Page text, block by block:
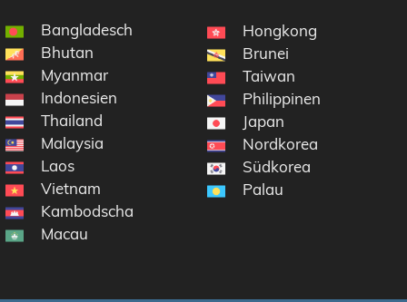
Bangladesch
Bhutan
Myanmar
Indonesien
Thailand
Malaysia
Laos
Vietnam
Kambodscha
Macau
Hongkong
Brunei
Taiwan
Philippinen
Japan
Nordkorea
Südkorea
Palau